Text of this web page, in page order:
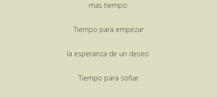
mas tiempo:
Tiempo para empezar
la esperanza de un deseo.
Tiempo para soñar